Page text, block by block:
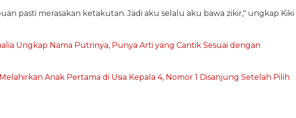
pasti merasakan ketakutan. Jadi aku selalu aku bawa zikir," ungkap Kiki
Ungkap Nama Putrinya, Punya Arti yang Cantik Sesuai dengan
Anak Pertama di Usia Kepala 4, Nomor 1 Disanjung Setelah Pilih